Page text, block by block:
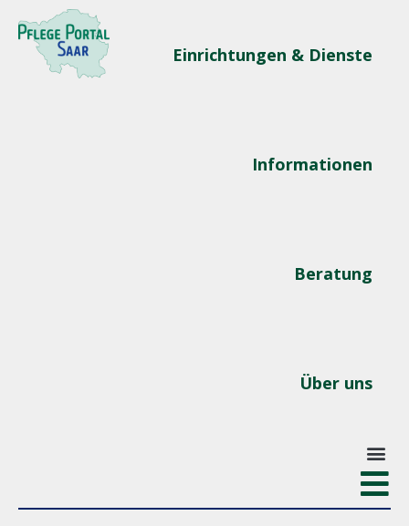
Einrichtungen & Dienste
Informationen
Beratung
Über uns